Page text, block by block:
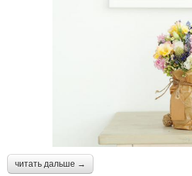
читать дальше →